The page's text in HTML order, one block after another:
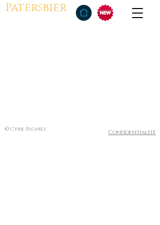
Patersbier
© Cyril Pagniez Confidentialité